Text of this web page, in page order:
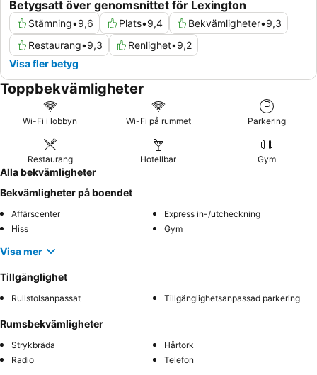
Betygsatt över genomsnittet för Lexington
Stämning•9,6 Plats•9,4 Bekvämligheter•9,3
Restaurang•9,3 Renlighet•9,2
Visa fler betyg
Toppbekvämligheter
Wi-Fi i lobbyn Wi-Fi på rummet Parkering
Restaurang Hotellbar Gym
Alla bekvämligheter
Bekvämligheter på boendet
Affärscenter
Express in-/utcheckning
Hiss
Gym
Visa mer
Tillgänglighet
Rullstolsanpassat Tillgänglighetsanpassad parkering
Rumsbekvämligheter
Strykbräda
Hårtork
Radio
Telefon